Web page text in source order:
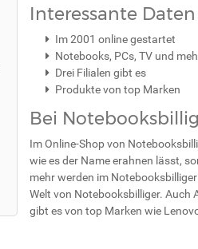
Interessante
Im 2001 online gestartet
Notebooks, PCs, TV und
Drei Filialen gibt es
Produkte von top Marken
Bei
Im Online-Shop von
wie es der Name erahnen lässt,
mehr werden im
Welt von Notebooksbilliger. Auch
gibt es von top Marken wie